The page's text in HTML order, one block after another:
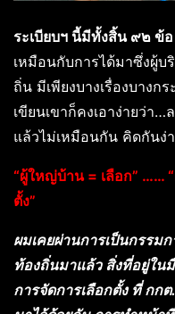
ระเบียบฯ นี้มีทั้งสิ้น ๙๒ ข้อ
เหมือนกับการได้มาซึ่งผู้
ถิ่น มีเพียงบางเรื่องบาง
เขียนเขาก็คงเอาง่ายว่า
แล้วไม่เหมือนกัน คิดกันง่
“ผู้ใหญ่บ้าน = เลือก” ……
ตั้ง”
ผมเคยผ่านการเป็นกรรม
ท้องถิ่นมาแล้ว สิ่งที่อยู่ใ
การจัดการเลือกตั้ง ที่ กกต